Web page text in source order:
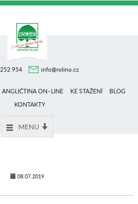
954 info@rolino.cz
ANGLIČTINA ON–LINE KE STAŽENÍ
BLOG
KONTAKTY
MENU
08.07.2019